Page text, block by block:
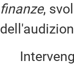
finanze,